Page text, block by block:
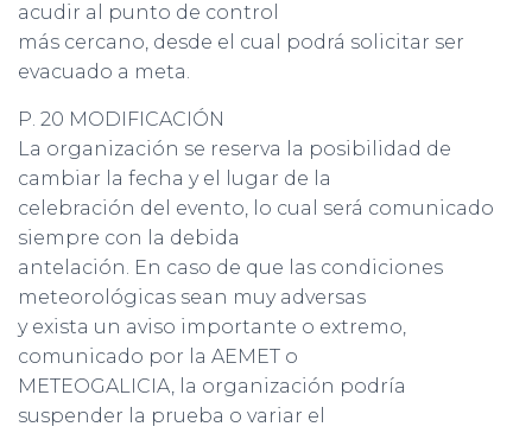
acudir al punto de control
más cercano, desde el cual podrá solicitar ser
evacuado a meta.
P. 20 MODIFICACIÓN
La organización se reserva la posibilidad de
cambiar la fecha y el lugar de la
celebración del evento, lo cual será comunicado
siempre con la debida
antelación. En caso de que las condiciones
meteorológicas sean muy adversas
y exista un aviso importante o extremo,
comunicado por la AEMET o
METEOGALICIA, la organización podría
suspender la prueba o variar el